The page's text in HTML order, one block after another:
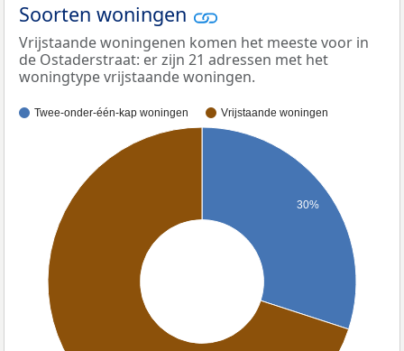
Soorten woningen
Vrijstaande woningenen komen het meeste voor in
de Ostaderstraat: er zijn 21 adressen met het
woningtype vrijstaande woningen.
Twee-onder-één-kap woningen Vrijstaande woningen
30%